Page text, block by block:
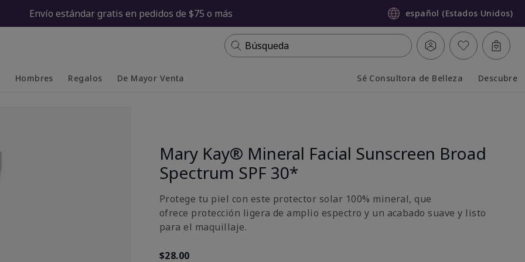
Envío estándar gratis en pedidos de $75 o más español (Estados Unidos)
Búsqueda
Hombres Regalos De Mayor Venta Sé Consultora de Belleza Descubre
Mary Kay® Mineral Facial Sunscreen Broad
Spectrum SPF 30*
Protege tu piel con este protector solar 100% mineral, que
ofrece protección ligera de amplio espectro y un acabado suave y listo
para el maquillaje.
$28.00